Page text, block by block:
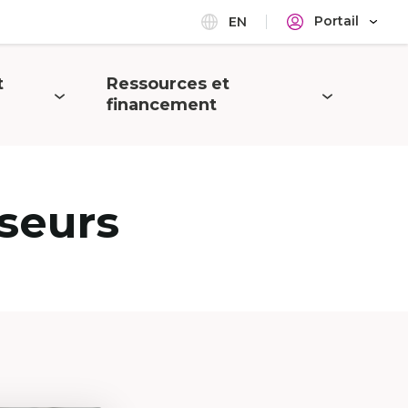
EN Portail
Ouvrir
Ressources et
financement